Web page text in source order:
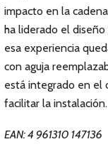
impacto en la
ha liderado el
esa experiencia
con aguja
está integrado en el
facilitar la instalación.
EAN: 4 961310 147136